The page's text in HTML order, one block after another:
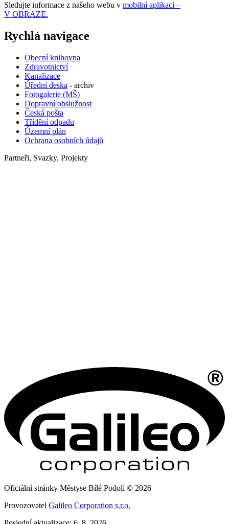
Sledujte informace z našeho webu v mobilní aplikaci –
V OBRAZE.
Rychlá navigace
Obecní knihovna
Zdravotnictví
Kanalizace
Úřední deska - archiv
Fotogalerie (MŠ)
Dopravní obslužnost
Česká pošta
Třídění odpadu
Územní plán
Ochrana osobních údajů
Partneři, Svazky, Projekty
Oficiální stránky Městyse Bílé Podolí © 2026
Provozovatel Galileo Corporation s.r.o.